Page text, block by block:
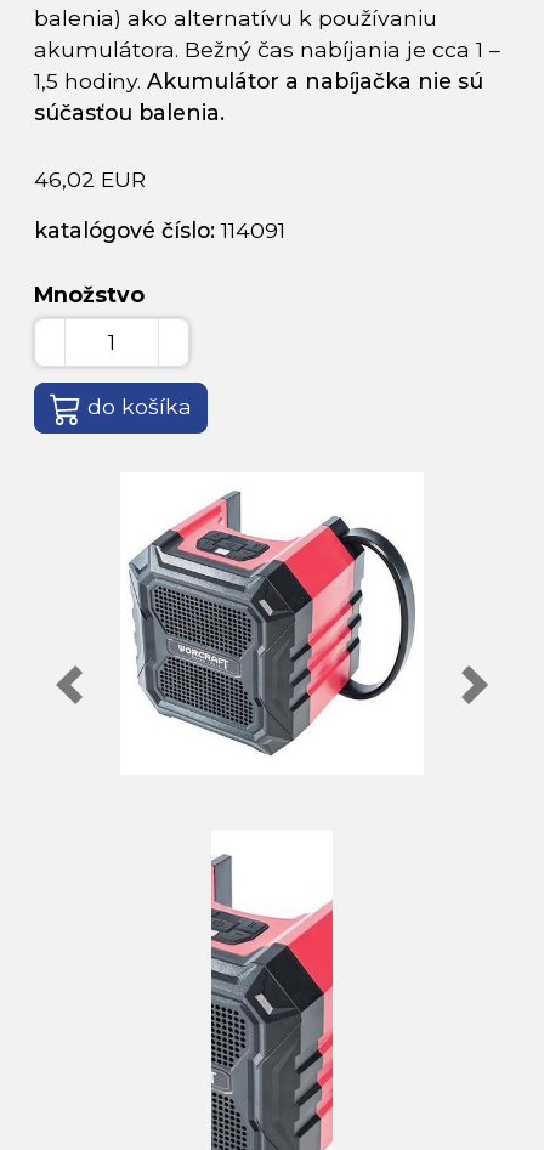
balenia) ako alternatívu k používaniu
akumulátora. Bežný čas nabíjania je cca 1 –
1,5 hodiny. Akumulátor a nabíjačka nie sú
súčasťou balenia.
46,02 EUR
katalógové číslo:114091
Množstvo
do košíka